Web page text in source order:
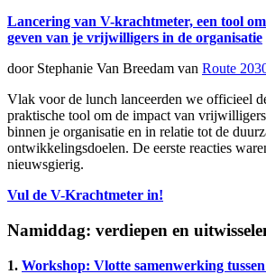
Lancering van V-krachtmeter, een tool
geven van je vrijwilligers in de organisatie
door Stephanie Van Breedam van Route
Vlak voor de lunch lanceerden we officieel
praktische tool om de impact van
binnen je organisatie en in relatie tot de
ontwikkelingsdoelen. De eerste reacties
nieuwsgierig.
Vul de V-Krachtmeter in!
Namiddag: verdiepen en
1. Workshop: Vlotte samenwerking